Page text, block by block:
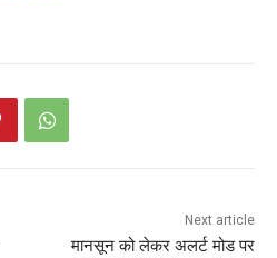
st
Next article
मानसून को लेकर अलर्ट मोड पर